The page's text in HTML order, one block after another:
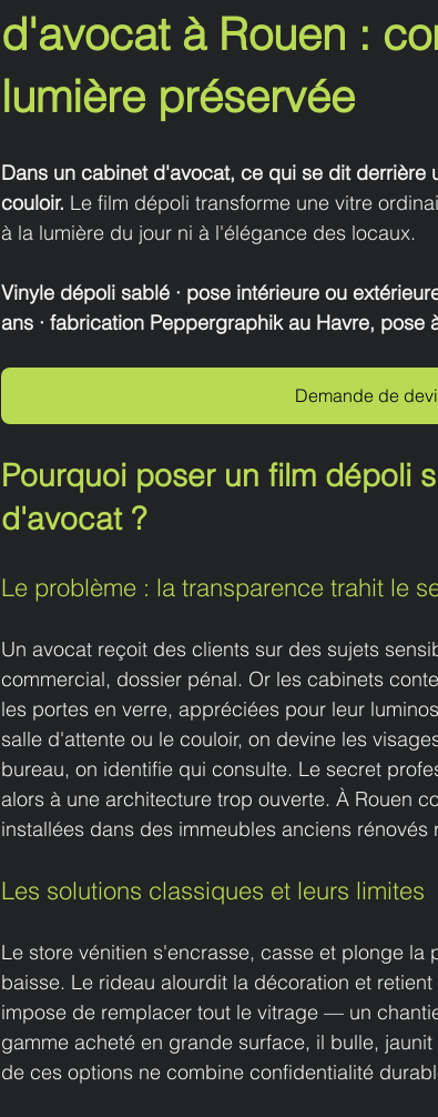
d'avocat à Rouen :
lumière préservée
Dans un cabinet d'avocat, ce qui se dit derrière
couloir. Le film dépoli transforme une vitre
à la lumière du jour ni à l'élégance des locaux.
Vinyle dépoli sablé · pose intérieure ou
ans · fabrication Peppergraphik au Havre, pose
Demande de
Pourquoi poser un film dépoli
d'avocat ?
Le problème : la transparence trahit le
Un avocat reçoit des clients sur des sujets
commercial, dossier pénal. Or les cabinets
les portes en verre, appréciées pour leur
salle d'attente ou le couloir, on devine les
bureau, on identifie qui consulte. Le secret
alors à une architecture trop ouverte. À Rouen
installées dans des immeubles anciens
Les solutions classiques et leurs limites
Le store vénitien s'encrasse, casse et plonge
baisse. Le rideau alourdit la décoration et
impose de remplacer tout le vitrage — un
gamme acheté en grande surface, il bulle,
de ces options ne combine confidentialité